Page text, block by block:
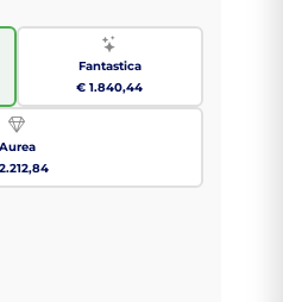
Fantastica
€ 1.840,44
Aurea